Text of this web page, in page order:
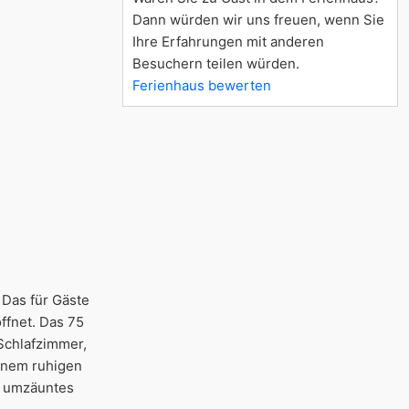
für Gäste
Das 75
ruhigen
Dann würden wir uns freuen, wenn Sie
Ihre Erfahrungen mit anderen
Besuchern teilen würden.
Ferienhaus bewerten